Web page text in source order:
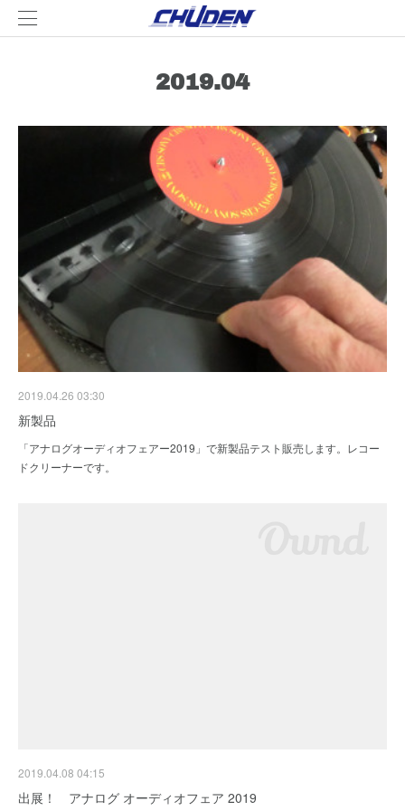
2019.04
2019.04.26 03:30
新製品
「アナログオーディオフェアー2019」で新製品テスト販売します。レコー
ドクリーナーです。
2019.04.08 04:15
出展！ アナログ オーディオフェア 2019